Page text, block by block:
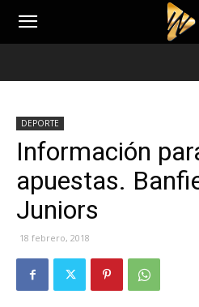
DEPORTE
Información
apuestas.
Juniors
18 febrero, 2018